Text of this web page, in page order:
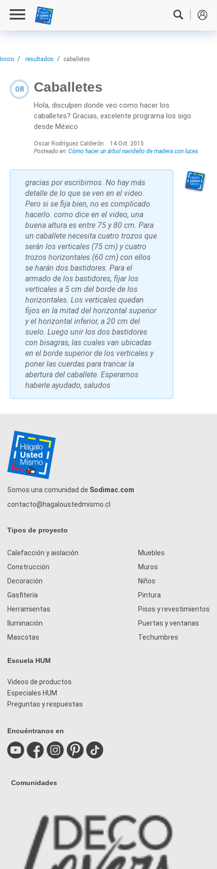
Inicio resultados caballetes
OR Caballetes
Hola, disculpen donde veo como hacer los
caballetes? Gracias, excelente programa los sigo
desde México
Oscar Rodríguez Calderón
14 Oct. 2015
Posteado en: Cómo hacer un árbol navideño de madera con luces
gracias por escribirnos. No hay más
detalle de lo que se ven en el video.
Pero si se fija bien, no es complicado
hacerlo. como dice en el video, una
buena altura es entre 75 y 80 cm. Para
un caballete necesita cuatro trozos que
serán los verticales (75 cm) y cuatro
trozos horizontales (60 cm) con ellos
se harán dos bastidores. Para el
armado de los bastidores, fijar los
verticales a 5 cm del borde de los
horizontales. Los verticales quedan
fijos en la mitad del horizontal superior
y el horizontal inferior, a 20 cm del
suelo. Luego unir los dos bastidores
con bisagras, las cuales van ubicadas
en el borde superior de los verticales y
poner las cuerdas para trancar la
abertura del caballete. Esperamos
haberle ayudado, saludos
Somos una comunidad de Sodimac.com
contacto@hagaloustedmismo.cl
Tipos de proyecto
Calefacción y aislación
Construcción
Decoración
Gasfitería
Herramientas
Iluminación
Mascotas
Muebles
Muros
Niños
Pintura
Pisos y revestimientos
Puertas y ventanas
Techumbres
Escuela HUM
Videos de productos
Especiales HUM
Preguntas y respuestas
Encuéntranos en
Comunidades